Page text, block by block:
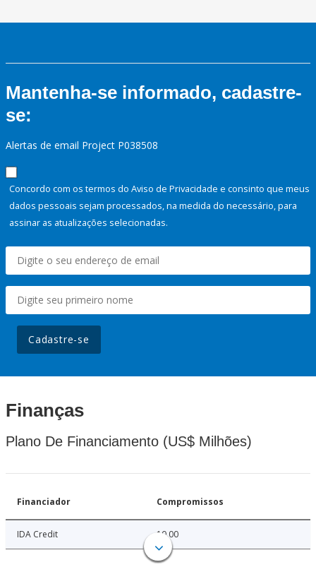
Mantenha-se informado, cadastre-
se:
Alertas de email Project P038508
Concordo com os termos do Aviso de Privacidade e consinto que meus
dados pessoais sejam processados, na medida do necessário, para
assinar as atualizações selecionadas.
Cadastre-se
Finanças
Plano De Financiamento (US$ Milhões)
Financiador Compromissos
IDA Credit 10.00